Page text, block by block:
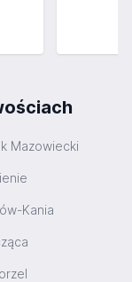
Mazowiecki
Kania